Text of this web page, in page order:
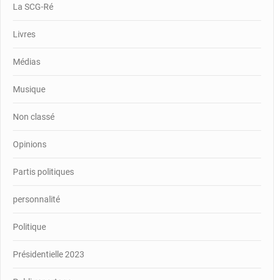
La SCG-Ré
Livres
Médias
Musique
Non classé
Opinions
Partis politiques
personnalité
Politique
Présidentielle 2023